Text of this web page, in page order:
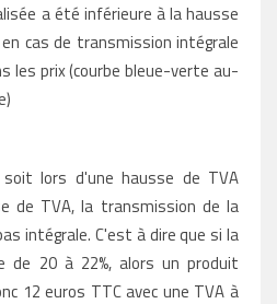
a été inférieure à la hausse
cas de transmission intégrale
les prix (courbe bleue-verte au-
lors d'une hausse de TVA
de TVA, la transmission de la
intégrale. C'est à dire que si la
de 20 à 22%, alors un produit
12 euros TTC avec une TVA à